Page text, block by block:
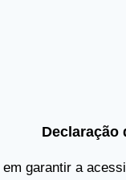
Declaração
garantir a